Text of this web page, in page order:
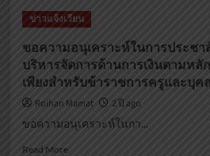
ความ
อนุเคราะห์
การ
ประชาสัมพันธ์
ระบบ
ศูนย์
เรียน
ข่าวแจ้งเวียน
ขอความอนุเคราะห์ในการประช
บริหารจัดการด้านการเงินตามห
เพียงสำหรับข้าราชการครูและบุค
Roihan Mamat
2 ปี ago
ขอความอนุเคราะห์ในกา...
Read MoreRead